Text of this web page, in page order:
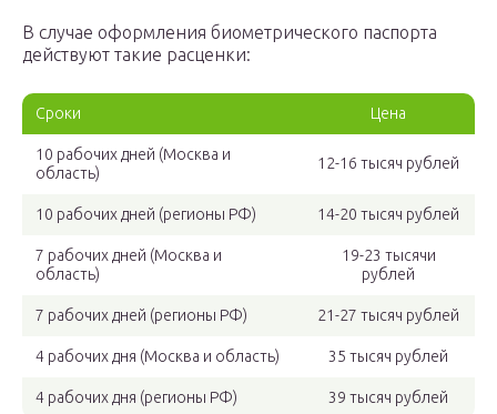
В случае оформления биометрического паспорта
действуют такие расценки:
Сроки Цена
10 рабочих дней (Москва и
область)
12-16 тысяч рублей
10 рабочих дней (регионы РФ) 14-20 тысяч рублей
7 рабочих дней (Москва и
область)
19-23 тысячи
рублей
7 рабочих дней (регионы РФ) 21-27 тысяч рублей
4 рабочих дня (Москва и область) 35 тысяч рублей
4 рабочих дня (регионы РФ) 39 тысяч рублей